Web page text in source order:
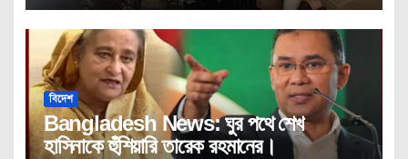
বিদেশ
Bangladesh News: ঘুর পথে শেখ
হাসিনাকে হুঁশিয়ারি তারেক রহমানের।